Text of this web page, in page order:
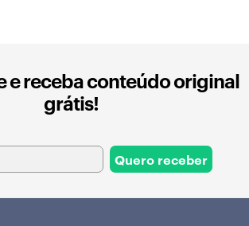
e receba conteúdo original
grátis!